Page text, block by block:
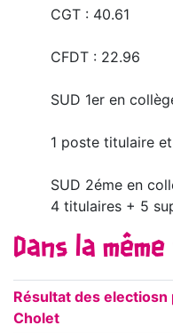
CGT : 40.61
CFDT : 22.96
SUD 1er en
1 poste titulaire
SUD 2éme en
4 titulaires + 5
Dans la
Résultat des
Cholet